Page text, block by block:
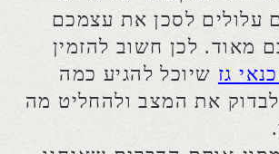
וברכוש.
לכן, אם אתם לא רוצים לקחת סיכונים
מיותרים כדאי שתזמינו עוד היום את אנשי
המקצוע הטובים ביותר שיש.
איתור דליפת גז על ידי טכנאי גז